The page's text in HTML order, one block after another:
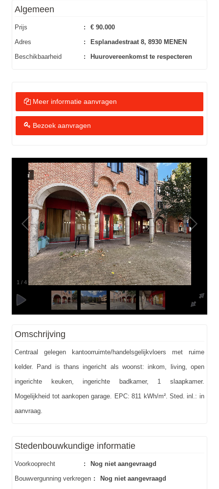
Algemeen
Prijs :
€ 90.000
Adres
:
Esplanadestraat 8, 8930 MENEN
Beschikbaarheid
: Huurovereenkomst te respecteren
Meer informatie aanvragen
Bezoek aanvragen
1 /4
Omschrijving
Centraal gelegen kantoorruimte/handelsgelijkvloers met ruime
kelder. Pand is thans ingericht als woonst: inkom, living, open
ingerichte keuken, ingerichte badkamer, 1 slaapkamer.
Mogelijkheid tot aankopen garage. EPC: 811 kWh/m². Sted. inl.: in
aanvraag.
Stedenbouwkundige informatie
Voorkooprecht :
Nog niet aangevraagd
Bouwvergunning verkregen :
Nog niet aangevraagd